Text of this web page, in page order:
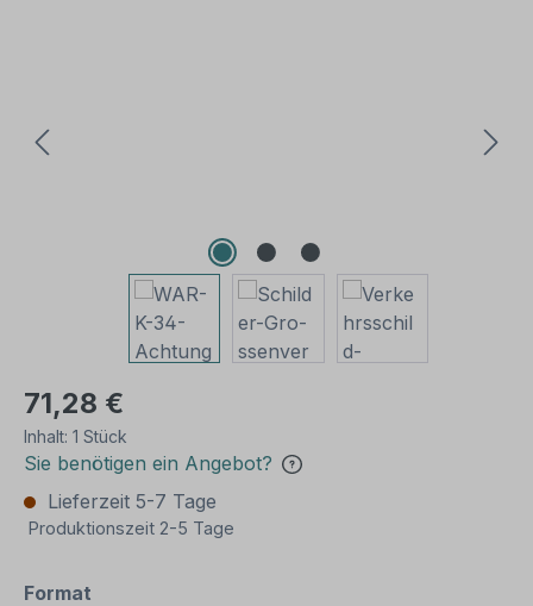
71,28 €
Inhalt: 1 Stück
Sie benötigen ein Angebot?
Lieferzeit 5-7 Tage
Produktionszeit 2-5 Tage
Format